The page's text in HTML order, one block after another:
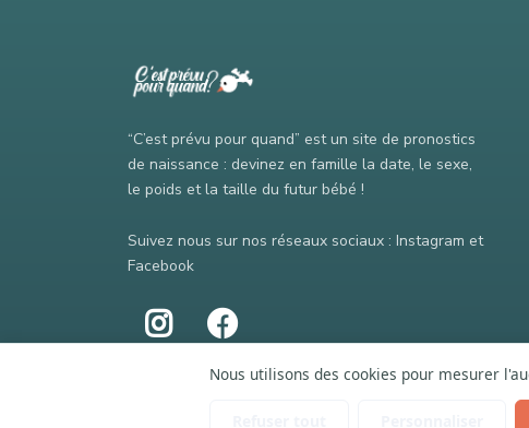
“C’est prévu pour quand” est un site de pronostics
de naissance : devinez en famille la date, le sexe,
le poids et la taille du futur bébé !
Suivez nous sur nos réseaux sociaux : Instagram et
Facebook
Nous utilisons des cookies pour mesurer